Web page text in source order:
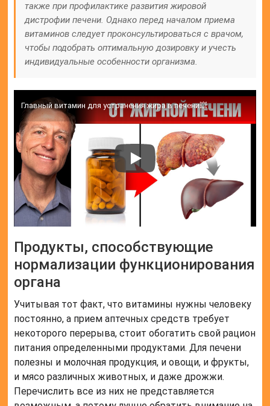
также при профилактике развития жировой
дистрофии печени. Однако перед началом приема
витаминов следует проконсультироваться с врачом,
чтобы подобрать оптимальную дозировку и учесть
индивидуальные особенности организма.
Главный витамин для устранения жира в печени💥
Продукты, способствующие
нормализации функционирования
органа
Учитывая тот факт, что витамины нужны человеку
постоянно, а прием аптечных средств требует
некоторого перерыва, стоит обогатить свой рацион
питания определенными продуктами. Для печени
полезны и молочная продукция, и овощи, и фрукты,
и мясо различных животных, и даже дрожжи.
Перечислить все из них не представляется